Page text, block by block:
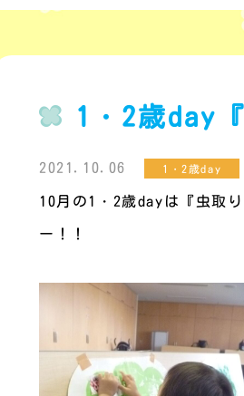
1・2歳day
2021.10.06 1・2歳day
10月の 1 ・ 2歳day は『虫取
ー！！